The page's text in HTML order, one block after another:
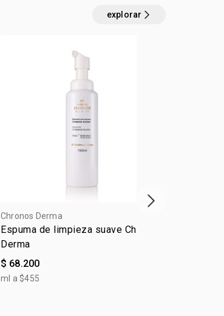
explorar
Chronos Derma
Espuma de limpieza suave Chronos
Derma
$ 68.200
ml a $455
próximo item